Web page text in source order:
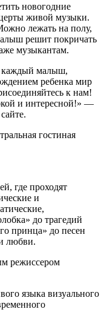
новогодние
живой музыки.
лежать на полу,
решит покричать
музыкантам.
каждый малыш,
ребенка мир
к нам!
и интересной!» —
гостиная
где проходят
и
до трагедий
принца» до песен
любви.
режиссером
языка визуального